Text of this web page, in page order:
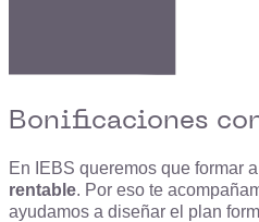
Bonificaciones
En IEBS queremos que formar
rentable. Por eso te
ayudamos a diseñar el plan